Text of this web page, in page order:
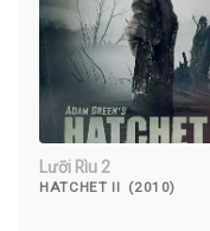
Lưỡi Rìu 2
HATCHET II (2010)